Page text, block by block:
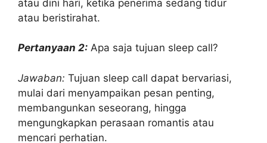
atau dini hari, ketika penerima sedang tidur
atau beristirahat.
Pertanyaan 2: Apa saja tujuan sleep call?
Jawaban: Tujuan sleep call dapat bervariasi,
mulai dari menyampaikan pesan penting,
membangunkan seseorang, hingga
mengungkapkan perasaan romantis atau
mencari perhatian.